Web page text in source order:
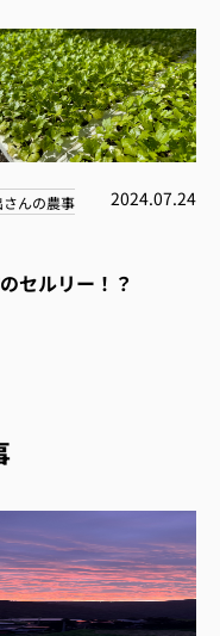
さんの農事
2024.07.24
セルリー！？